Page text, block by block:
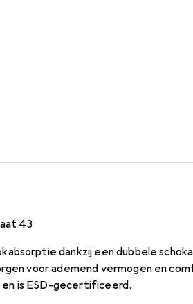
43
dankzij een dubbele
voor ademend vermogen en
is ESD-gecertificeerd.